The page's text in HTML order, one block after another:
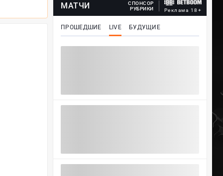
МАТЧИ
СПОНСОР
РУБРИКИ
Реклама 18+
ПРОШЕДШИЕ LIVE БУДУЩИЕ